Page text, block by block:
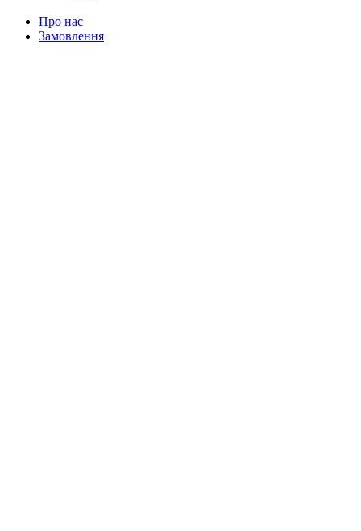
Про нас
Замовлення